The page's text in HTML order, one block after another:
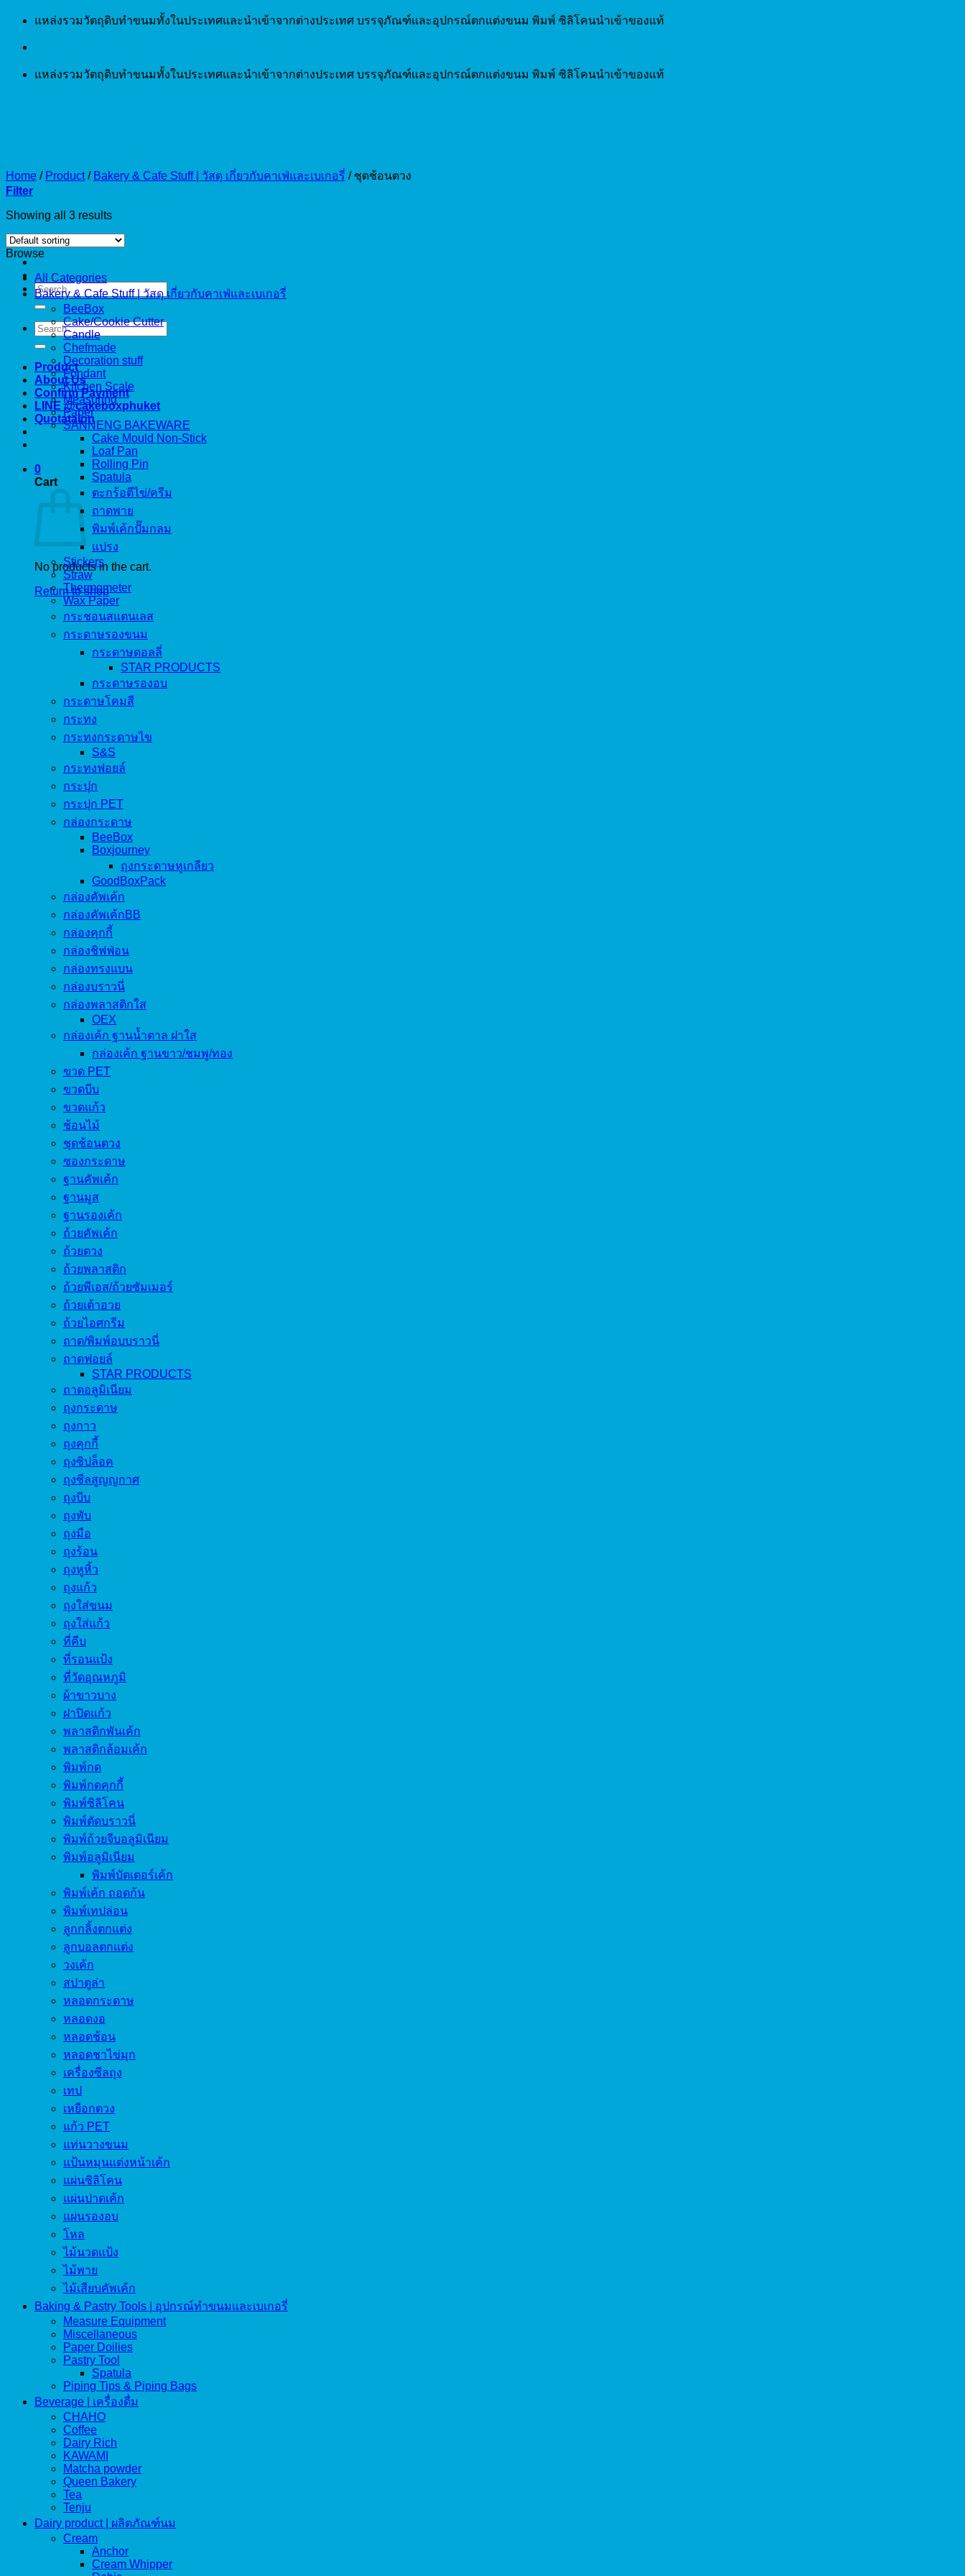
Skip
แหล่งรวมวัตถุดิบทำขนมทั้งในประเทศและนำเข้าจากต่างประเทศ บรรจุภัณฑ์และอุปกรณ์ตกแต่งขนม พิมพ์ ซิลิโคนนำเข้าของแท้
แหล่งรวมวัตถุดิบทำขนมทั้งในประเทศและนำเข้าจากต่างประเทศ บรรจุภัณฑ์และอุปกรณ์ตกแต่งขนม พิมพ์ ซิลิโคนนำเข้าของแท้
Search
for:
Search
for:
Product
About Us
Confirm Payment
LINE @cakeboxphuket
Quotataion
0
Cart
No products in the cart.
Return to shop
Home / Product / Bakery & Cafe Stuff | วัสดุ เกี่ยวกับคาเฟ่และเบเกอรี่ /ชุดช้อนตวง
Filter
Showing all 3 results
Browse
All Categories
Bakery & Cafe Stuff | วัสดุ เกี่ยวกับคาเฟ่และเบเกอรี่
BeeBox
Cake/Cookie Cutter
Candle
Chefmade
Decoration stuff
Fondant
Kitchen Scale
Measuring
Paper
SANNENG BAKEWARE
Cake Mould Non-Stick
Loaf Pan
Rolling Pin
Spatula
ตะกร้อตีไข่/ครีม
ถาดพาย
พิมพ์เค้กปั๊มกลม
แปรง
Stickers
Straw
Thermometer
Wax Paper
กระชอนสแตนเลส
กระดาษรองขนม
กระดาษดอลลี่
STAR PRODUCTS
กระดาษรองอบ
กระดาษโคมสี
กระทง
กระทงกระดาษไข
S&S
กระทงฟอยล์
กระปุก
กระปุก PET
กล่องกระดาษ
BeeBox
Boxjourney
ถุงกระดาษหูเกลียว
GoodBoxPack
กล่องคัพเค้ก
กล่องคัพเค้กBB
กล่องคุกกี้
กล่องชิฟฟ่อน
กล่องทรงแบน
กล่องบราวนี่
กล่องพลาสติกใส
OEX
กล่องเค้ก ฐานน้ำตาล ฝาใส
กล่องเค้ก ฐานขาว/ชมพู/ทอง
ขวด PET
ขวดบีบ
ขวดแก้ว
ช้อนไม้
ชุดช้อนตวง
ซองกระดาษ
ฐานคัพเค้ก
ฐานมูส
ฐานรองเค้ก
ถ้วยคัพเค้ก
ถ้วยตวง
ถ้วยพลาสติก
ถ้วยพีเอส/ถ้วยซัมเมอร์
ถ้วยเต้าอวย
ถ้วยไอศกรีม
ถาด/พิมพ์อบบราวนี่
ถาดฟอยล์
STAR PRODUCTS
ถาดอลูมิเนียม
ถุงกระดาษ
ถุงกาว
ถุงคุกกี้
ถุงซิปล็อค
ถุงซีลสูญญกาศ
ถุงบีบ
ถุงพับ
ถุงมือ
ถุงร้อน
ถุงหูหิ้ว
ถุงแก้ว
ถุงใส่ขนม
ถุงใส่แก้ว
ที่คีบ
ที่รอนแป้ง
ที่วัดอุณหภูมิ
ผ้าขาวบาง
ฝาปิดแก้ว
พลาสติกพันเค้ก
พลาสติกล้อมเค้ก
พิมพ์กด
พิมพ์กดคุกกี้
พิมพ์ซิลิโคน
พิมพ์ตัดบราวนี่
พิมพ์ถ้วยจีบอลูมิเนียม
พิมพ์อลูมิเนียม
พิมพ์บัตเตอร์เค้ก
พิมพ์เค้ก ถอดก้น
พิมพ์เทปล่อน
ลูกกลิ้งตกแต่ง
ลูกบอลตกแต่ง
วงเค้ก
สปาตูล่า
หลอดกระดาษ
หลอดงอ
หลอดช้อน
หลอดชาไข่มุก
เครื่องซีลถุง
เทป
เหยือกตวง
แก้ว PET
แท่นวางขนม
แป้นหมุนแต่งหน้าเค้ก
แผ่นซิลิโคน
แผ่นปาดเค้ก
แผ่นรองอบ
โหล
ไม้นวดแป้ง
ไม้พาย
ไม้เสียบคัพเค้ก
Baking & Pastry Tools | อุปกรณ์ทำขนมและเบเกอรี่
Measure Equipment
Miscellaneous
Paper Doilies
Pastry Tool
Spatula
Piping Tips & Piping Bags
Beverage | เครื่องดื่ม
CHAHO
Coffee
Dairy Rich
KAWAMI
Matcha powder
Queen Bakery
Tea
Tenju
Dairy product | ผลิตภัณฑ์นม
Cream
Anchor
Cream Whipper